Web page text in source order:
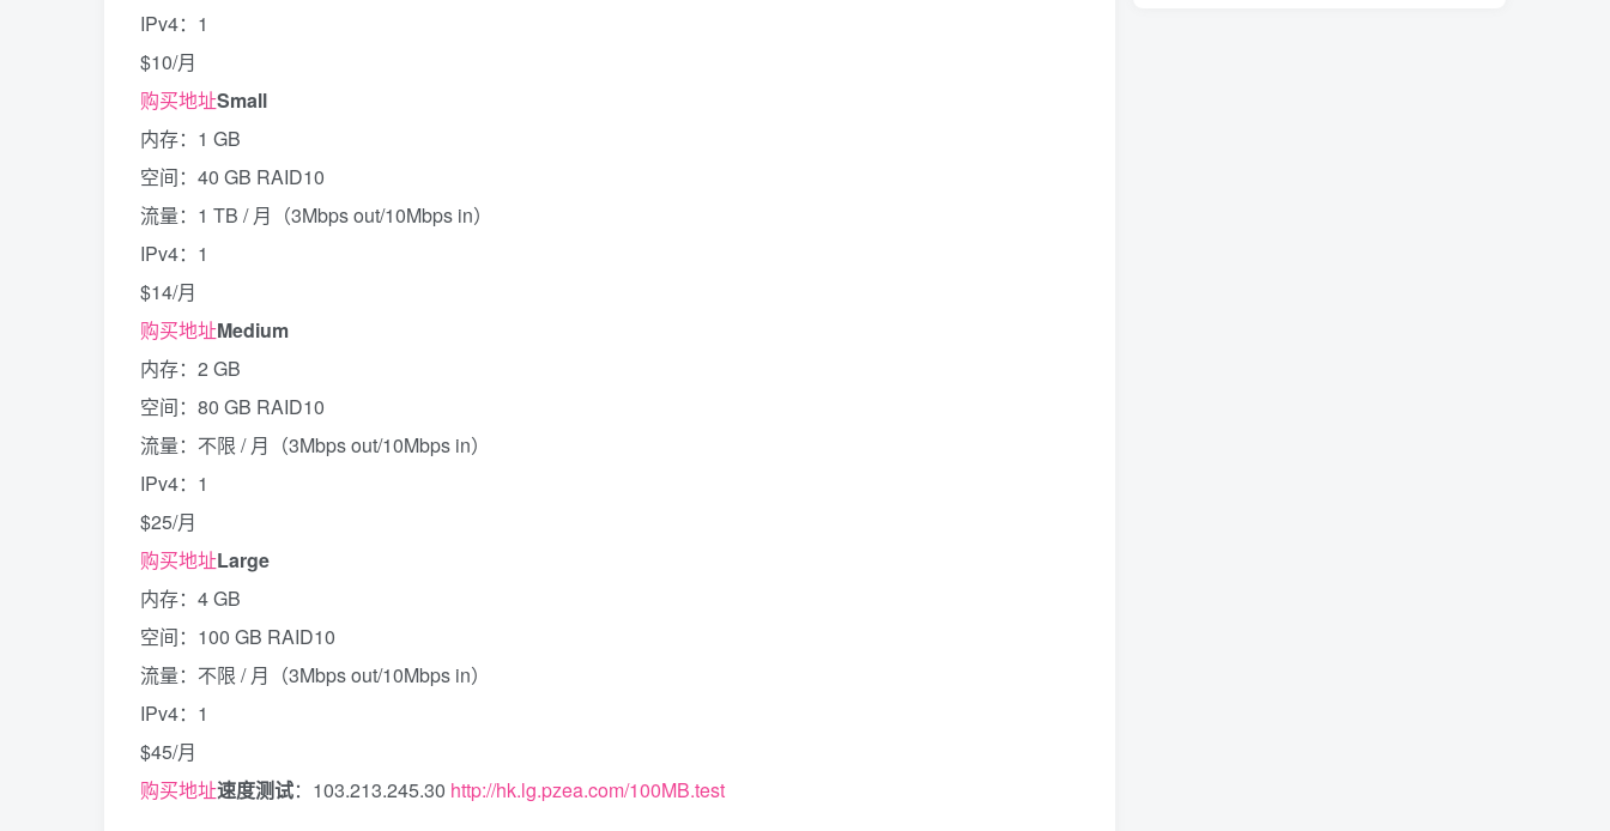
IPv4：1
$10/月
购买地址Small
内存：1 GB
空间：40 GB RAID10
流量：1 TB / 月（3Mbps out/10Mbps in）
IPv4：1
$14/月
购买地址Medium
内存：2 GB
空间：80 GB RAID10
流量：不限 / 月（3Mbps out/10Mbps in）
IPv4：1
$25/月
购买地址Large
内存：4 GB
空间：100 GB RAID10
流量：不限 / 月（3Mbps out/10Mbps in）
IPv4：1
$45/月
购买地址速度测试：103.213.245.30 http://hk.lg.pzea.com/100MB.test